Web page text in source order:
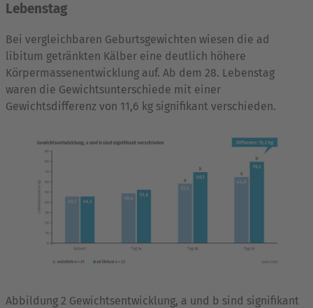
Lebenstag
Bei vergleichbaren Geburtsgewichten wiesen die ad
libitum getränkten Kälber eine deutlich höhere
Körpermassenentwicklung auf. Ab dem 28. Lebenstag
waren die Gewichtsunterschiede mit einer
Gewichtsdifferenz von 11,6 kg signifikant verschieden.
Abbildung 2 Gewichtsentwicklung, a und b sind signifikant